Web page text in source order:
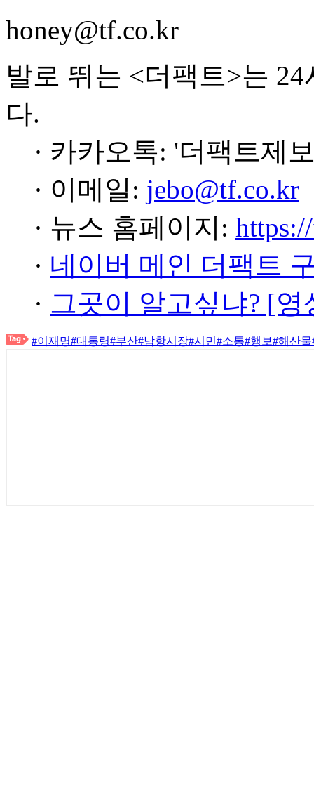
honey@tf.co.kr
발로 뛰는 <더팩트>는
다.
· 카카오톡: '더팩트제
· 이메일: jebo@tf.co.kr
· 뉴스 홈페이지:
· 네이버 메인 더팩트
· 그곳이 알고싶냐? [
#이재명#대통령#부산#남항시장#시민#소통#행보#해산물